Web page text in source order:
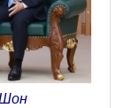
Шон